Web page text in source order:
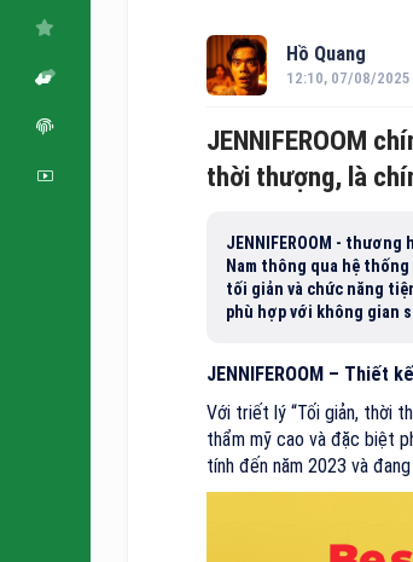
Hồ Quang
12:10, 07/08/2025
JENNIFEROOM
thời thượng, là
JENNIFEROOM -
Nam thông qua hệ
tối giản và chức năng
phù hợp với không gian
JENNIFEROOM – Thiết
Với triết lý “Tối giản, thời
thẩm mỹ cao và đặc biệt
tính đến năm 2023 và